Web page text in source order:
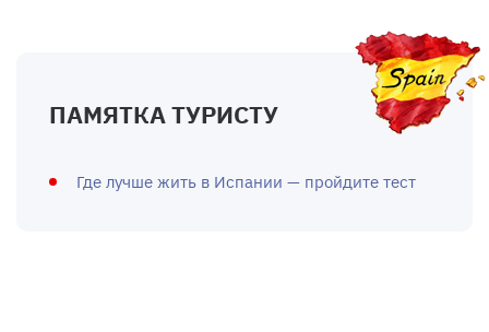
ПАМЯТКА ТУРИСТУ
Где лучше жить в Испании — пройдите тест